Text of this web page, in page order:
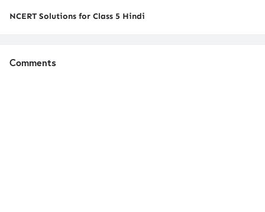
NCERT Solutions for Class 5 Hindi
Comments